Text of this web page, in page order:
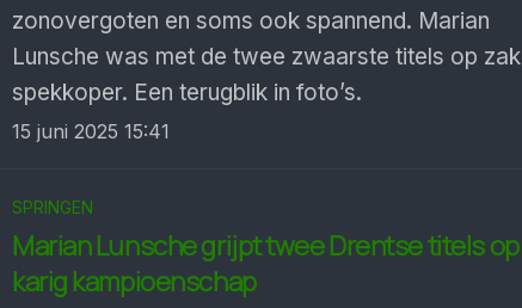
zonovergoten en soms ook spannend. Marian
Lunsche was met de twee zwaarste titels op zak
spekkoper. Een terugblik in foto’s.
15 juni 2025 15:41
SPRINGEN
Marian Lunsche grijpt twee Drentse titels op
karig kam­pioen­schap